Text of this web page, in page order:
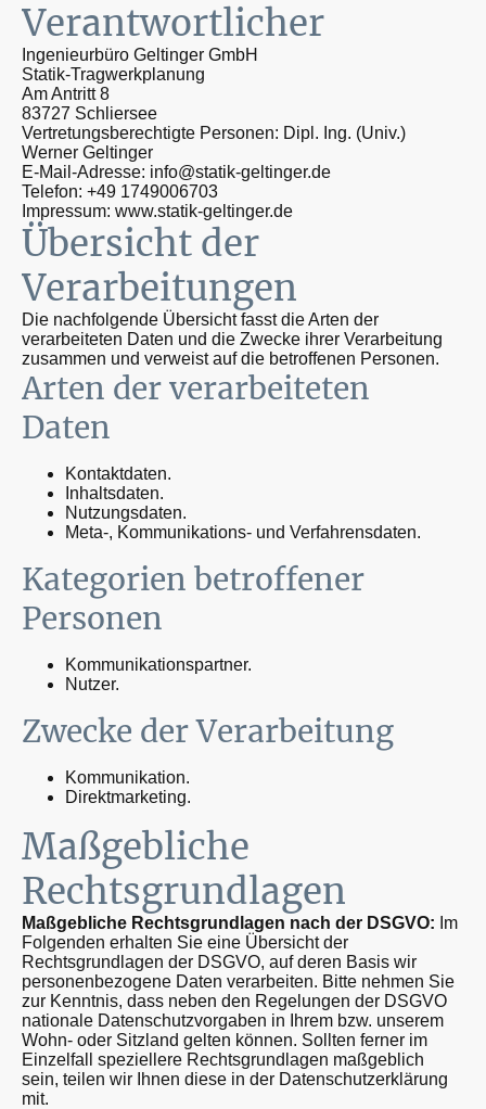
Verantwortlicher
Ingenieurbüro Geltinger GmbH
Statik-Tragwerkplanung
Am Antritt 8
83727 Schliersee
Vertretungsberechtigte Personen: Dipl. Ing. (Univ.)
Werner Geltinger
E-Mail-Adresse: info@statik-geltinger.de
Telefon: +49 1749006703
Impressum: www.statik-geltinger.de
Übersicht der
Verarbeitungen
Die nachfolgende Übersicht fasst die Arten der
verarbeiteten Daten und die Zwecke ihrer Verarbeitung
zusammen und verweist auf die betroffenen Personen.
Arten der verarbeiteten
Daten
Kontaktdaten.
Inhaltsdaten.
Nutzungsdaten.
Meta-, Kommunikations- und Verfahrensdaten.
Kategorien betroffener
Personen
Kommunikationspartner.
Nutzer.
Zwecke der Verarbeitung
Kommunikation.
Direktmarketing.
Maßgebliche
Rechtsgrundlagen
Maßgebliche Rechtsgrundlagen nach der DSGVO: Im
Folgenden erhalten Sie eine Übersicht der
Rechtsgrundlagen der DSGVO, auf deren Basis wir
personenbezogene Daten verarbeiten. Bitte nehmen Sie
zur Kenntnis, dass neben den Regelungen der DSGVO
nationale Datenschutzvorgaben in Ihrem bzw. unserem
Wohn- oder Sitzland gelten können. Sollten ferner im
Einzelfall speziellere Rechtsgrundlagen maßgeblich
sein, teilen wir Ihnen diese in der Datenschutzerklärung
mit.